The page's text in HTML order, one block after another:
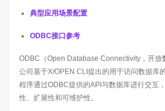
典型应用场景配置
ODBC接口参考
ODBC（Open Database Connectivity，开放
公司基于X/OPEN CLI提出的用于访问数据库
程序通过ODBC提供的API与数据库进行交互
性、扩展性和可维护性。